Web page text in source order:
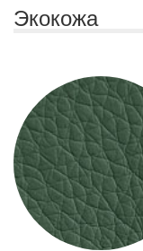
Экокожа